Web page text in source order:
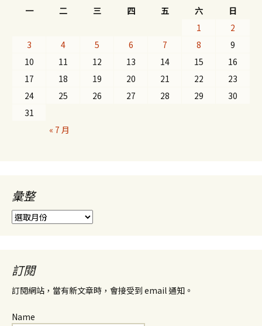
一
二 三 四 五 六
日
1
2
3
4 5 6 7 8
9
10
11 12 13 14 15
16
17
18 19 20 21 22
23
24
25 26 27 28 29
30
31
« 7 月
彙整
彙
整
訂閱
訂閱網站，當有新文章時，會接受到 email 通知。
Name